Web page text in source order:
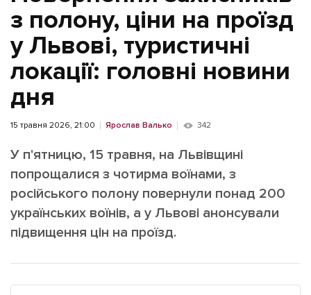
Культура
Афіша
ІНШЕ
Репортаж
Розслідування
Погляди
Ініціативи
Made in Lviv
з полону, ціни на проїзд
у Львові, туристичні
локації: головні новини
дня
15 травня 2026, 21:00 Ярослав Валько 342
У п'ятницю, 15 травня, на Львівщині
попрощалися з чотирма воїнами, з
російського полону повернули понад 200
українських воїнів, а у Львові анонсували
підвищення цін на проїзд.